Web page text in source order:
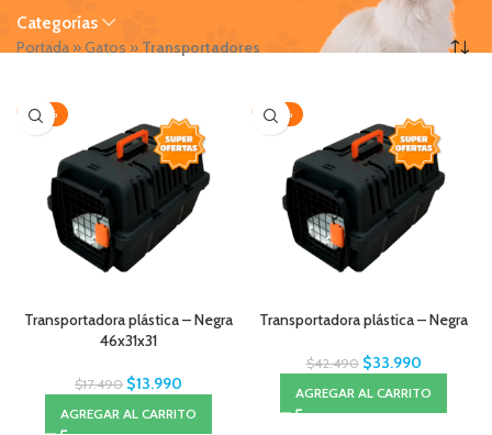
Categorías
Portada »Gatos » Transportadores
-20%
Transportadora plástica – Negra
46x31x31
$17.490 $13.990
AGREGAR AL CARRITO
-20%
Transportadora plástica – Negra
$42.490 $33.990
AGREGAR AL CARRITO